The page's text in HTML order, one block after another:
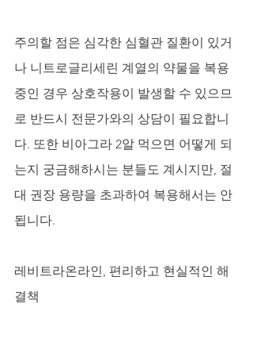
주의할 점은 심각한 심혈관 질환이 있거
나 니트로글리세린 계열의 약물을 복용
중인 경우 상호작용이 발생할 수 있으므
로 반드시 전문가와의 상담이 필요합니
다. 또한 비아그라 2알 먹으면 어떻게 되
는지 궁금해하시는 분들도 계시지만, 절
대 권장 용량을 초과하여 복용해서는 안
됩니다.
레비트라온라인, 편리하고 현실적인 해
결책